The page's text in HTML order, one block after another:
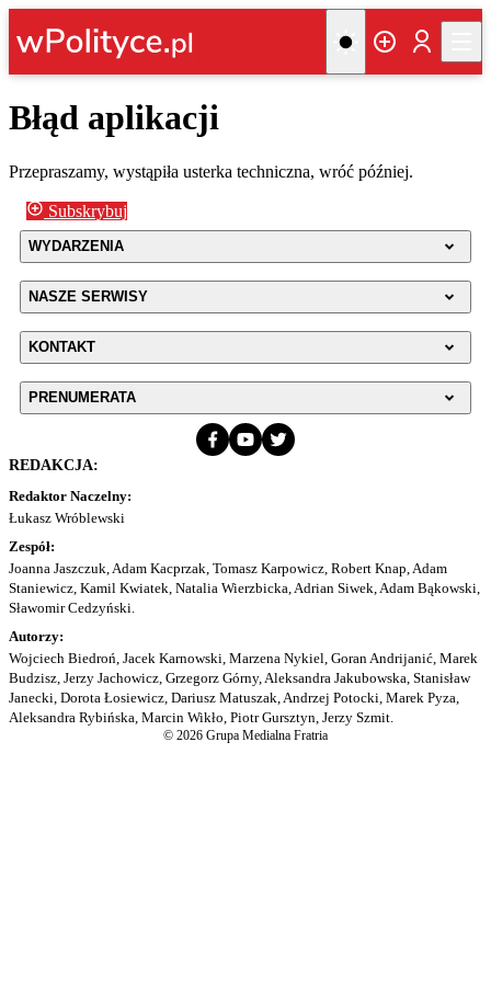
Błąd aplikacji
Przepraszamy, wystąpiła usterka techniczna, wróć później.
Subskrybuj
WYDARZENIA
NASZE SERWISY
KONTAKT
PRENUMERATA
REDAKCJA:
Redaktor Naczelny:
Łukasz Wróblewski
Zespół:
Joanna Jaszczuk, Adam Kacprzak, Tomasz Karpowicz, Robert Knap, Adam
Staniewicz, Kamil Kwiatek, Natalia Wierzbicka, Adrian Siwek, Adam Bąkowski,
Sławomir Cedzyński.
Autorzy:
Wojciech Biedroń, Jacek Karnowski, Marzena Nykiel, Goran Andrijanić, Marek
Budzisz, Jerzy Jachowicz, Grzegorz Górny, Aleksandra Jakubowska, Stanisław
Janecki, Dorota Łosiewicz, Dariusz Matuszak, Andrzej Potocki, Marek Pyza,
Aleksandra Rybińska, Marcin Wikło, Piotr Gursztyn, Jerzy Szmit.
© 2026 Grupa Medialna Fratria